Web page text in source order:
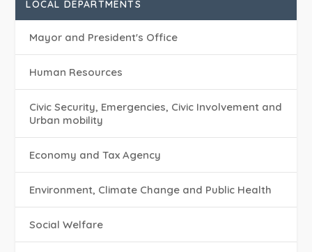
LOCAL DEPARTMENTS
Mayor and President's Office
Human Resources
Civic Security, Emergencies, Civic Involvement and
Urban mobility
Economy and Tax Agency
Environment, Climate Change and Public Health
Social Welfare